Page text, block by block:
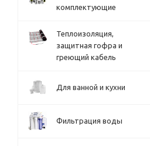
комплектующие
Теплоизоляция,
защитная гофра и
греющий кабель
Для ванной и кухни
Фильтрация воды